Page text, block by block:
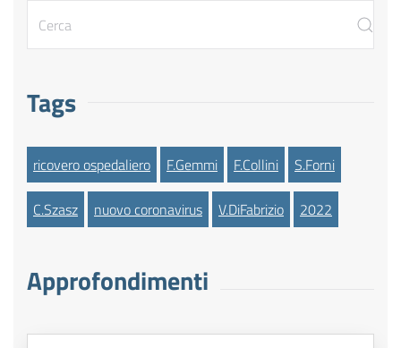
Tags
ricovero ospedaliero F.Gemmi F.Collini S.Forni
C.Szasz nuovo coronavirus V.DiFabrizio 2022
Approfondimenti